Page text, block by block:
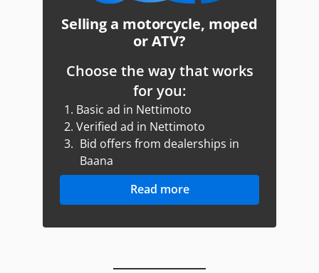
Selling a motorcycle, moped
or ATV?
Choose the way that works
for you:
1. Basic ad in Nettimoto
2. Verified ad in Nettimoto
3. Bid offers from dealerships in
Baana
Read more